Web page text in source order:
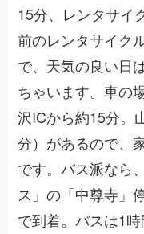
15分、レンタサイ
前のレンタサイク
で、天気の良い日
ちゃいます。車の
沢ICから約15分。
分）があるので、
です。バス派なら
ス」の「中尊寺」
で到着。バスは1